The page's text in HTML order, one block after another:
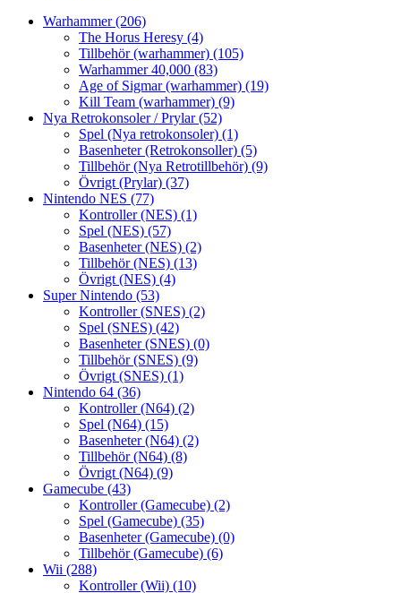
Warhammer(206)
The Horus Heresy (4)
Tillbehör (warhammer) (105)
Warhammer 40,000 (83)
Age of Sigmar (warhammer) (19)
Kill Team (warhammer) (9)
Nya Retrokonsoler / Prylar(52)
Spel (Nya retrokonsoler) (1)
Basenheter (Retrokonsoller) (5)
Tillbehör (Nya Retrotillbehör) (9)
Övrigt (Prylar) (37)
Nintendo NES (77)
Kontroller (NES) (1)
Spel (NES) (57)
Basenheter (NES) (2)
Tillbehör (NES) (13)
Övrigt (NES) (4)
Super Nintendo (53)
Kontroller (SNES) (2)
Spel (SNES) (42)
Basenheter (SNES) (0)
Tillbehör (SNES) (9)
Övrigt (SNES) (1)
Nintendo 64 (36)
Kontroller (N64) (2)
Spel (N64) (15)
Basenheter (N64) (2)
Tillbehör (N64) (8)
Övrigt (N64) (9)
Gamecube (43)
Kontroller (Gamecube) (2)
Spel (Gamecube) (35)
Basenheter (Gamecube) (0)
Tillbehör (Gamecube) (6)
Wii (288)
Kontroller (Wii) (10)